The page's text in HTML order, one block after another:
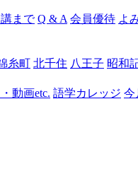
ャ
八
王
まで Q & A 会員優待 よ
糸町 北千住 八王子 昭和
動画etc. 語学カレッジ 今